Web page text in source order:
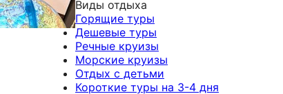
Виды отдыха
Горящие туры
Дешевые туры
Речные круизы
Морские круизы
Отдых с детьми
Короткие туры на 3-4 дня